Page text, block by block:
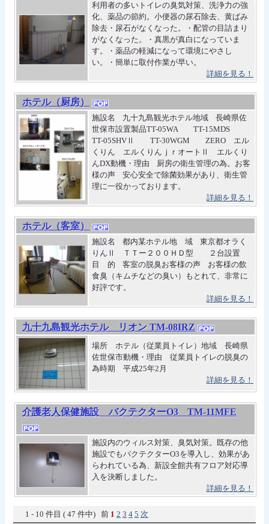
利用者の多いトイレの臭気対策、洗浄力の強
化、薬品の節約。小便器の尿石除去、黄ばみ
除去・尿石がなくなった。・配管の目詰まり
がなくなった。・真黒が真白になっていま
す。・薬品の軽減になって環境にやさし
い。・簡単に取付作業が早い。
詳細を見る！
ホテル（厨房）
施設名 九十九島観光ホテル地域 長崎県佐
世保市設置製品TT-05WA TT-15MDS
TT-05SHVⅡ TT-30WGM ZERO エル
くりん エルくりんｊｒオートⅡ エルくり
んDX動機・理由 厨房の衛生管理の為。お客
様の声 安心安全で除菌効果があり、衛生管
理に一役かっております。
詳細を見る！
ホテル（客室）
施設名 都内某ホテル地 域 東京都オラく
りんⅡ ＴＴー２００ＨＤ型 ２台設置
目 的 客室の脱臭お客様の声 お客様の飲
食臭（キムチなどの臭い）もとれて、非常に
好評です。
詳細を見る！
九十九島観光ホテル リオン TM-08IRZ
場所 ホテル（従業員トイレ）地域 長崎県
佐世保市動機・理由 従業員トイレの脱臭の
為時期 平成25年2月
詳細を見る！
介護老人保健施設 バクテクターO3 TM-11MFE
施設内のウィルス対策、臭気対策。既存の他
施設でもバクテクターO3を導入し、効果があ
らわれている為、新設全館共有フロア対応導
入を決断しました。
詳細を見る！
1 - 10 件目 ( 47 件中) 前 1 2 3 4 5 次